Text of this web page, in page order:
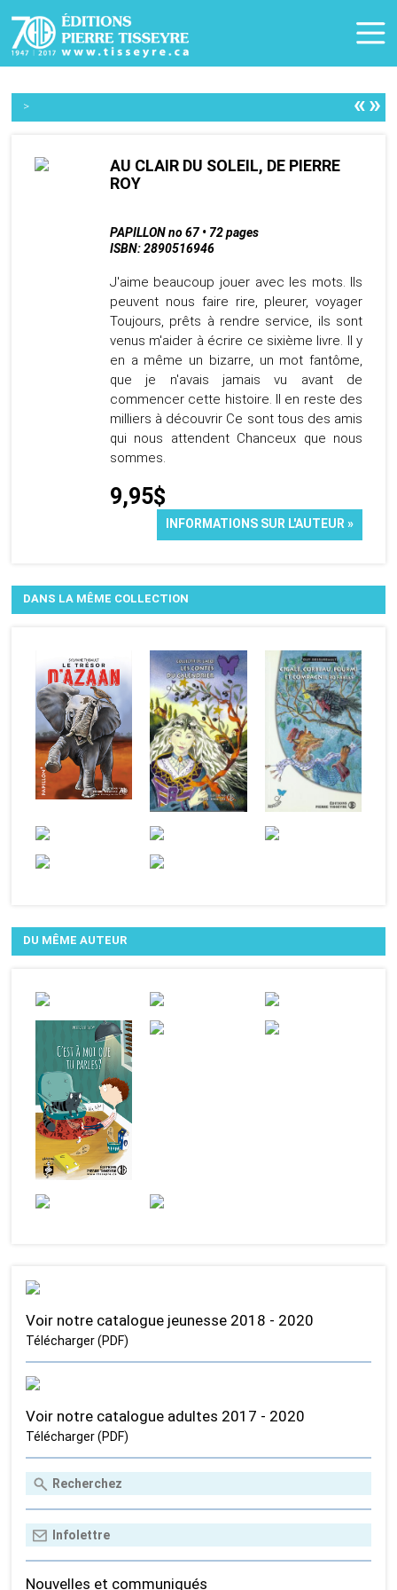
> «»
AU CLAIR DU SOLEIL, DE PIERRE
ROY
PAPILLON no 67 • 72 pages
ISBN: 2890516946
J'aime beaucoup jouer avec les mots. Ils
peuvent nous faire rire, pleurer, voyager
Toujours, prêts à rendre service, ils sont
venus m'aider à écrire ce sixième livre. Il y
en a même un bizarre, un mot fantôme,
que je n'avais jamais vu avant de
commencer cette histoire. Il en reste des
milliers à découvrir Ce sont tous des amis
qui nous attendent Chanceux que nous
sommes.
9,95$
INFORMATIONS SUR L'AUTEUR »
DANS LA MÊME COLLECTION
DU MÊME AUTEUR
Voir notre catalogue jeunesse 2018 - 2020
Télécharger (PDF)
Voir notre catalogue adultes 2017 - 2020
Télécharger (PDF)
Nouvelles et communiqués